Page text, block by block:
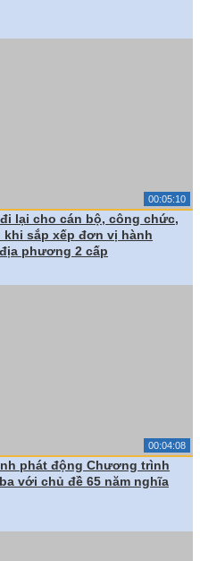
00:05:10
lại cho cán bộ, công chức,
sắp xếp đơn vị hành
phương 2 cấp
00:04:08
phát động Chương trình
với chủ đề 65 năm nghĩa